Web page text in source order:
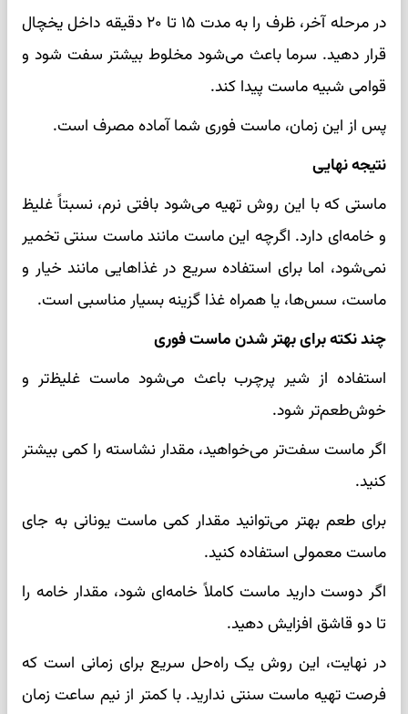
در مرحله آخر، ظرف را به مدت ۱۵ تا ۲۰ دقیقه داخل یخچال
قرار دهید. سرما باعث می‌شود مخلوط بیشتر سفت شود و
قوامی شبیه ماست پیدا کند.
پس از این زمان، ماست فوری شما آماده مصرف است.
نتیجه نهایی
ماستی که با این روش تهیه می‌شود بافتی نرم، نسبتاً غلیظ
و خامه‌ای دارد. اگرچه این ماست مانند ماست سنتی تخمیر
نمی‌شود، اما برای استفاده سریع در غذاهایی مانند خیار و
ماست، سس‌ها، یا همراه غذا گزینه بسیار مناسبی است.
چند نکته برای بهتر شدن ماست فوری
استفاده از شیر پرچرب باعث می‌شود ماست غلیظ‌تر و
خوش‌طعم‌تر شود.
اگر ماست سفت‌تر می‌خواهید، مقدار نشاسته را کمی بیشتر
کنید.
برای طعم بهتر می‌توانید مقدار کمی ماست یونانی به جای
ماست معمولی استفاده کنید.
اگر دوست دارید ماست کاملاً خامه‌ای شود، مقدار خامه را
تا دو قاشق افزایش دهید.
در نهایت، این روش یک راه‌حل سریع برای زمانی است که
فرصت تهیه ماست سنتی ندارید. با کمتر از نیم ساعت زمان